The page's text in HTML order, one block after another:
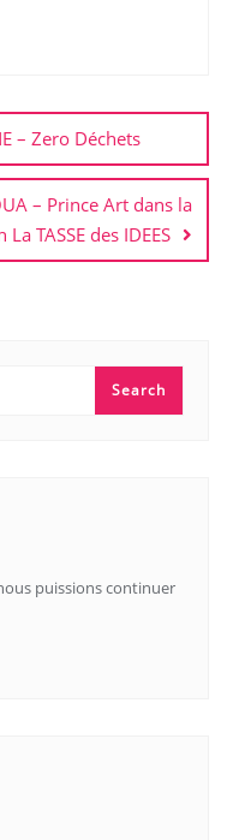
– Zero Déchets
– Prince Art dans la
TASSE des IDEES
puissions continuer